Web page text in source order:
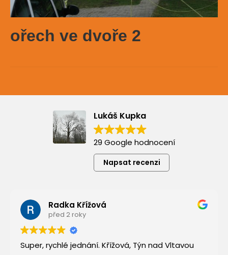
ořech ve dvoře 2
Lukáš Kupka
29 Google hodnocení
Napsat recenzi
Radka Křížová
před 2 roky
Super, rychlé jednání. Křížová, Týn nad Vltavou